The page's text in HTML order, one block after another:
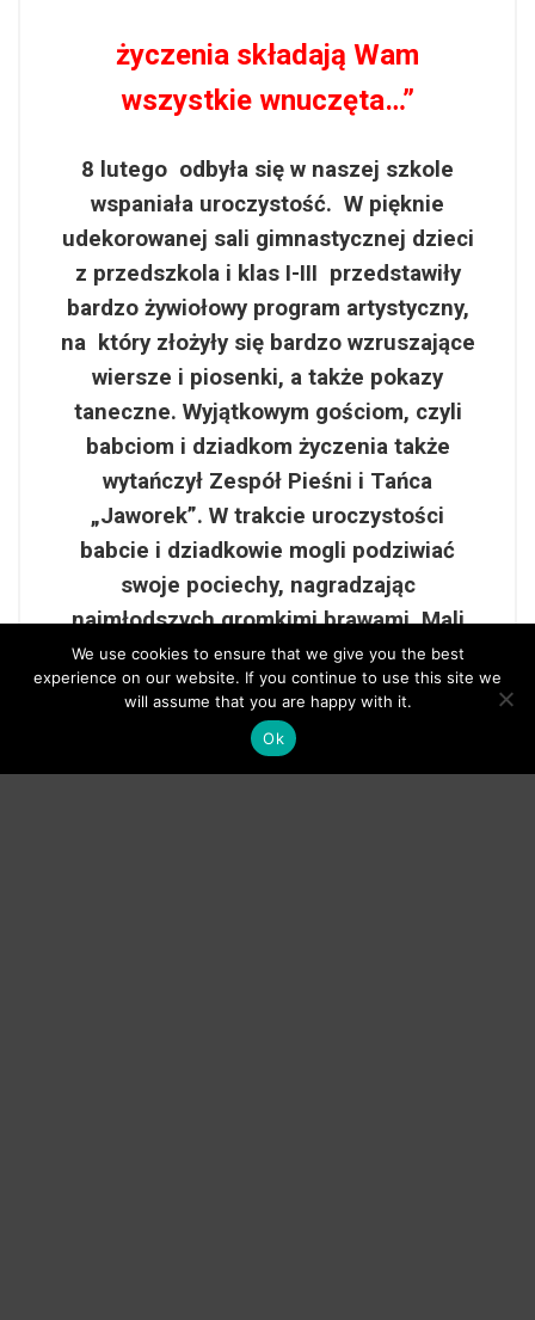
życzenia składają Wam
wszystkie wnuczęta…”
8 lutego odbyła się w naszej szkole
wspaniała uroczystość. W pięknie
udekorowanej sali gimnastycznej dzieci
z przedszkola i klas I-III przedstawiły
bardzo żywiołowy program artystyczny,
na który złożyły się bardzo wzruszające
wiersze i piosenki, a także pokazy
taneczne. Wyjątkowym gościom, czyli
babciom i dziadkom życzenia także
wytańczył Zespół Pieśni i Tańca
„Jaworek”. W trakcie uroczystości
babcie i dziadkowie mogli podziwiać
swoje pociechy, nagradzając
najmłodszych gromkimi brawami. Mali
artyści z przejęciem odtwarzali swoje
role, a czcigodni goście ze wzruszeniem
odbierali cieplutkie, miłe życzenia.
We use cookies to ensure that we give you the best
experience on our website. If you continue to use this site we
will assume that you are happy with it.
Ok